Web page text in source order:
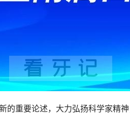
的重要论述，大力弘扬科学家精